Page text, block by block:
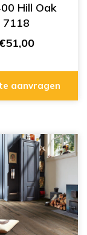
Hill Oak
7118
aanvragen